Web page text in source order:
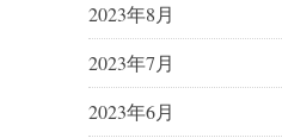
2023年8月
2023年7月
2023年6月